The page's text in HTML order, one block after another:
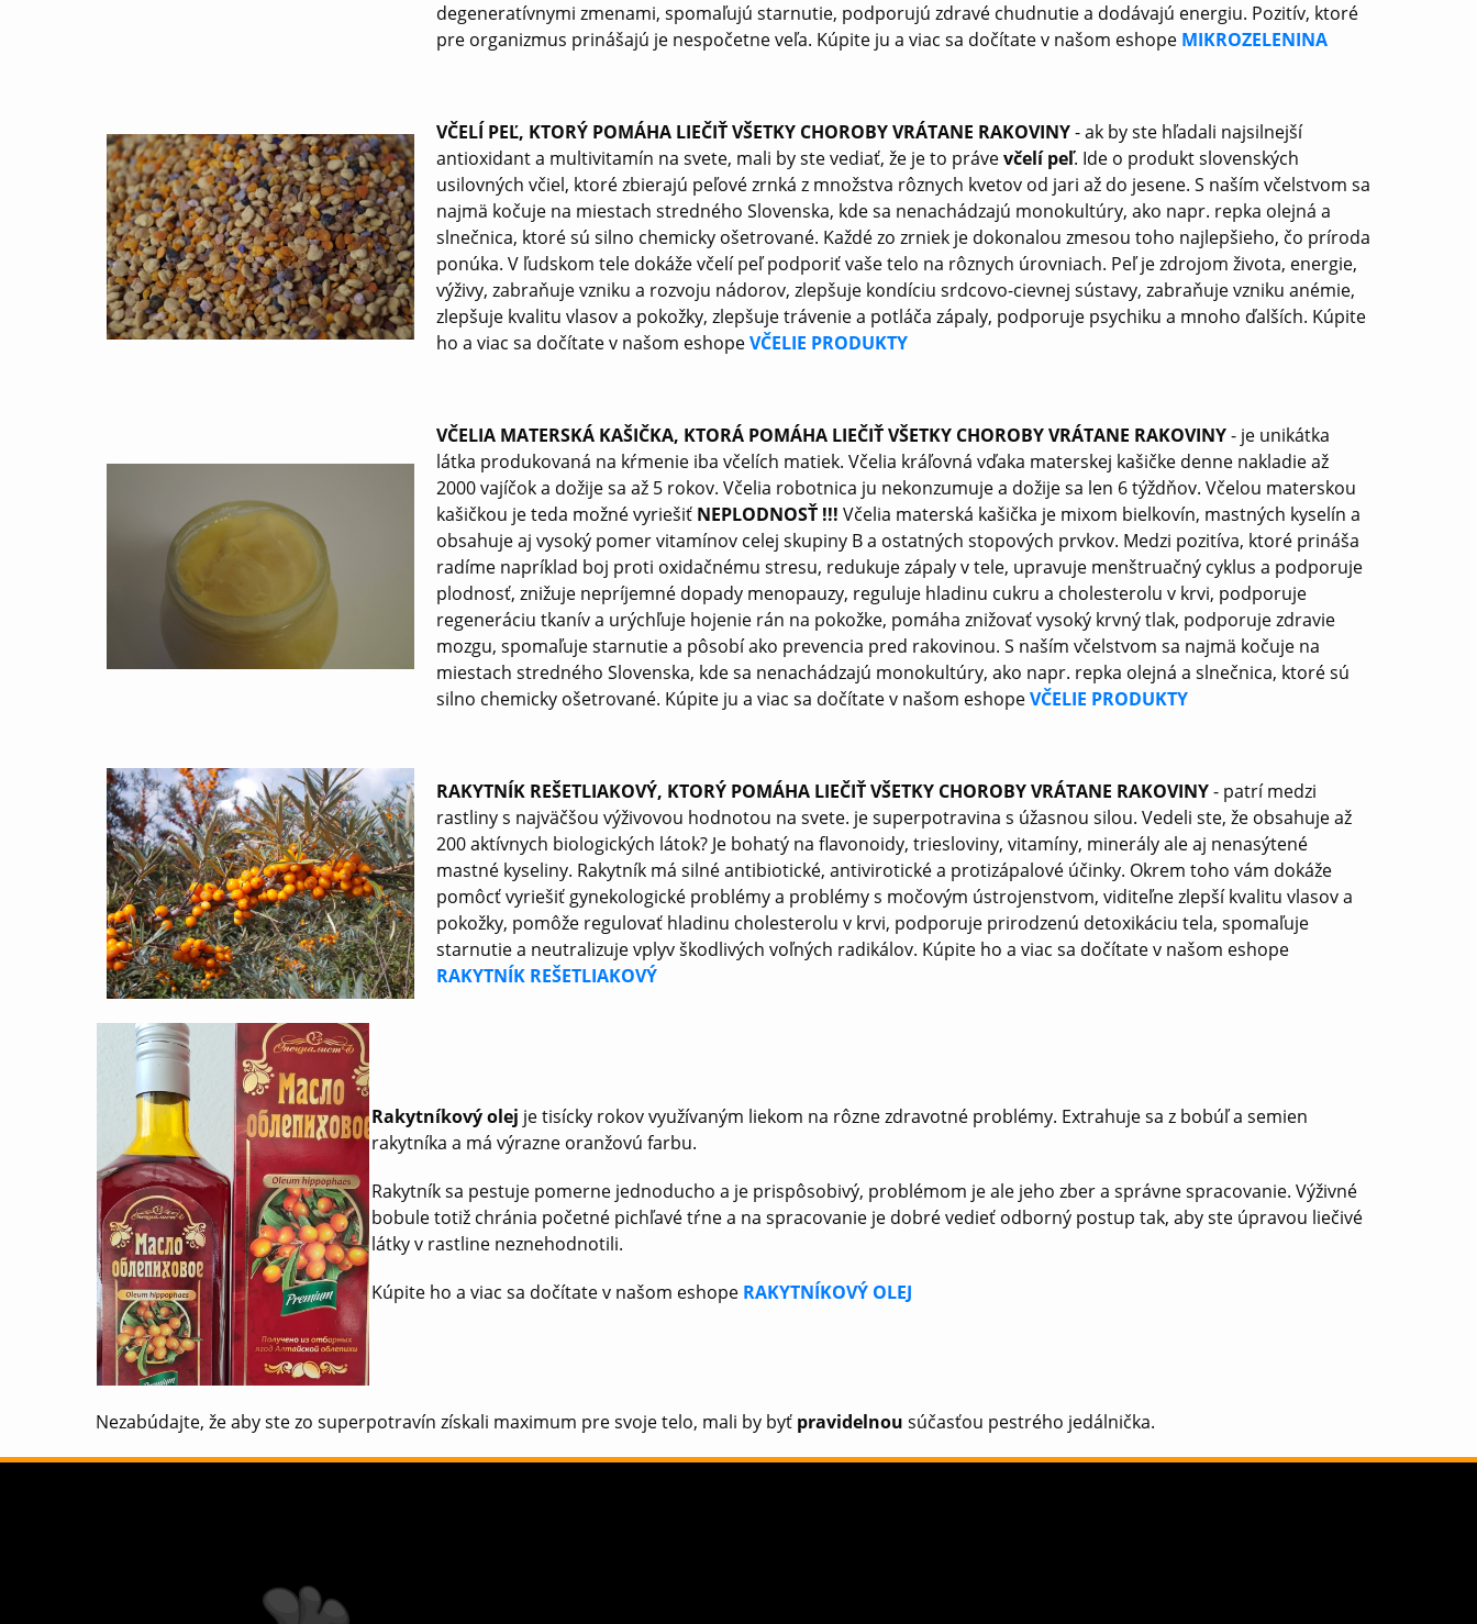
degeneratívnymi zmenami, spomaľujú starnutie, podporujú zdravé chudnutie a dodávajú energiu. Pozitív, ktoré
pre organizmus prinášajú je nespočetne veľa. Kúpite ju a viac sa dočítate v našom eshope MIKROZELENINA
VČELÍ PEĽ, KTORÝ POMÁHA LIEČIŤ VŠETKY CHOROBY VRÁTANE RAKOVINY- ak by ste hľadali najsilnejší
antioxidant a multivitamín na svete, mali by ste vediať, že je to právevčelí peľ. Ide o produkt slovenských
usilovných včiel, ktoré zbierajú peľové zrnká z množstva rôznych kvetov od jari až do jesene. S naším včelstvom sa
najmä kočuje na miestach stredného Slovenska, kde sa nenachádzajú monokultúry, ako napr. repka olejná a
slnečnica, ktoré sú silno chemicky ošetrované. Každé zo zrniek je dokonalou zmesou toho najlepšieho, čo príroda
ponúka. V ľudskom tele dokáže včelí peľ podporiť vaše telo na rôznych úrovniach. Peľ je zdrojom života, energie,
výživy, zabraňuje vzniku a rozvoju nádorov, zlepšuje kondíciu srdcovo-cievnej sústavy, zabraňuje vzniku anémie,
zlepšuje kvalitu vlasov a pokožky, zlepšuje trávenie a potláča zápaly, podporuje psychiku a mnoho ďalších. Kúpite
ho a viac sa dočítate v našom eshopeVČELIE PRODUKTY
VČELIA MATERSKÁ KAŠIČKA, KTORÁ POMÁHA LIEČIŤ VŠETKY CHOROBY VRÁTANE RAKOVINY- je unikátka
látka produkovaná na kŕmenie iba včelích matiek. Včelia kráľovná vďaka materskej kašičke denne nakladie až
2000 vajíčok a dožije sa až 5 rokov. Včelia robotnica ju nekonzumuje a dožije sa len 6 týždňov. Včelou materskou
kašičkou je teda možné vyriešiť NEPLODNOSŤ !!! Včelia materská kašička je mixom bielkovín, mastných kyselín a
obsahuje aj vysoký pomer vitamínov celej skupiny B a ostatných stopových prvkov. Medzi pozitíva, ktoré prináša
radíme napríklad boj proti oxidačnému stresu, redukuje zápaly v tele, upravuje menštruačný cyklus a podporuje
plodnosť, znižuje nepríjemné dopady menopauzy, reguluje hladinu cukru a cholesterolu v krvi, podporuje
regeneráciu tkanív a urýchľuje hojenie rán na pokožke, pomáha znižovať vysoký krvný tlak, podporuje zdravie
mozgu, spomaľuje starnutie a pôsobí ako prevencia pred rakovinou. S naším včelstvom sa najmä kočuje na
miestach stredného Slovenska, kde sa nenachádzajú monokultúry, ako napr. repka olejná a slnečnica, ktoré sú
silno chemicky ošetrované. Kúpite ju a viac sa dočítate v našom eshopeVČELIE PRODUKTY
RAKYTNÍK REŠETLIAKOVÝ, KTORÝ POMÁHA LIEČIŤ VŠETKY CHOROBY VRÁTANE RAKOVINY- patrí medzi
rastliny s najväčšou výživovou hodnotou na svete. je superpotravina s úžasnou silou. Vedeli ste, že obsahuje až
200 aktívnych biologických látok? Je bohatý na flavonoidy, triesloviny, vitamíny, minerály ale aj nenasýtené
mastné kyseliny. Rakytník má silné antibiotické, antivirotické a protizápalové účinky. Okrem toho vám dokáže
pomôcť vyriešiť gynekologické problémy a problémy s močovým ústrojenstvom, viditeľne zlepší kvalitu vlasov a
pokožky, pomôže regulovať hladinu cholesterolu v krvi, podporuje prirodzenú detoxikáciu tela, spomaľuje
starnutie a neutralizuje vplyv škodlivých voľných radikálov. Kúpite ho a viac sa dočítate v našom eshope
RAKYTNÍK REŠETLIAKOVÝ
Rakytníkový olej je tisícky rokov využívaným liekom na rôzne zdravotné problémy. Extrahuje sa z bobúľ a semien
rakytníka a má výrazne oranžovú farbu.
Rakytník sa pestuje pomerne jednoducho a je prispôsobivý, problémom je ale jeho zber a správne spracovanie. Výživné
bobule totiž chránia početné pichľavé tŕne a na spracovanie je dobré vedieť odborný postup tak, aby ste úpravou liečivé
látky v rastline neznehodnotili.
Kúpite ho a viac sa dočítate v našom eshope RAKYTNÍKOVÝ OLEJ
Nezabúdajte, že aby ste zo superpotravín získali maximum pre svoje telo, mali by byť pravidelnou súčasťou pestrého jedálnička.